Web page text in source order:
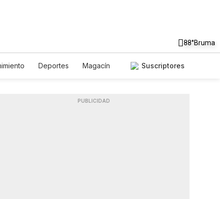
88°Bruma
Deportes
Magacín
Suscriptores
PUBLICIDAD